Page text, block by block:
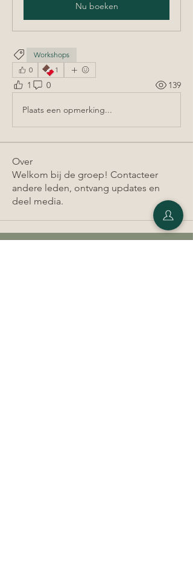
Nu boeken
Workshops
0
🍫1
1 0 139
Plaats een opmerking...
Over
Welkom bij de groep! Contacteer
andere leden, ontvang updates en
deel media.